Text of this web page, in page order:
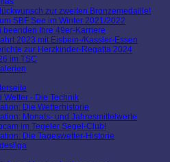
zur zweiten Bronzemedaille!
SBF See im Winter 2021/2022
beenden Ihre 49er-Karriere
2023 mit Eisbein-/Kassler-Essen
zur Herzkinder-Regatta 2024
im TSC
Wetter - Die Technik
Die Wetterhistorie
Monats- und Jahresmittelwerte
im Tegeler Segel-Club!
Die Tageswetter-Historie